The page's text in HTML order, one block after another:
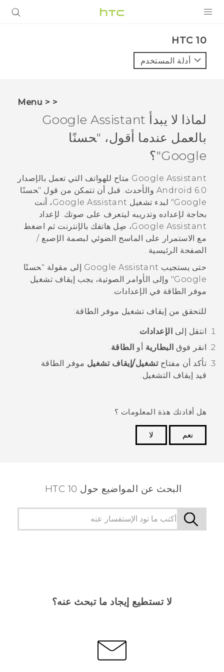
VIVE
VIVERSE
البرامج + التطبيقات
الدعم
أجهزة HTC والملحقات
HTC 10‎
أدلة المستخدم
< < Menu
لماذا لا يبدأ Google Assistant
بالعمل عندما أقول، "‍حسنًا
Google"‍؟
Google Assistant متاح للهواتف التي تعمل بالإصدار
Android 6.0 والأحدث. قبل أن تتمكن من قول "‍حسنًا
Google"‍ لبدء تشغيل
Google Assistant، أنت
بحاجة لإعداده وتدريبه ليتعرف على صوتك. لإعداد
Google Assistant، صِل هاتفك بالإنترنت ثم اضغط
مع الاستمرار على الماسح الضوئي لبصمة الإصبع /
الصفحة الرئيسية .
حتى يستجيب Google Assistant إلى مقولة "‍حسنًا
Google"‍ وإلى الأوامر الصوتية، يجب إيقاف تشغيل
موفر الطاقة في الإعدادات.
للتحقق من إيقاف تشغيل موفر الطاقة:
انتقل إلى الإعدادات.
انقر فوق البطارية أو الطاقة.
تأكد أن مفتاحتشغيل/إيقاف تشغيل موفر الطاقة
قيد إيقاف التشغيل.
هل أفادتك هذة المعلومات ؟
نعم
لا
البحث عن المواضيع حول HTC 10
لا تستطيع إيجاد ما تبحث عنه؟